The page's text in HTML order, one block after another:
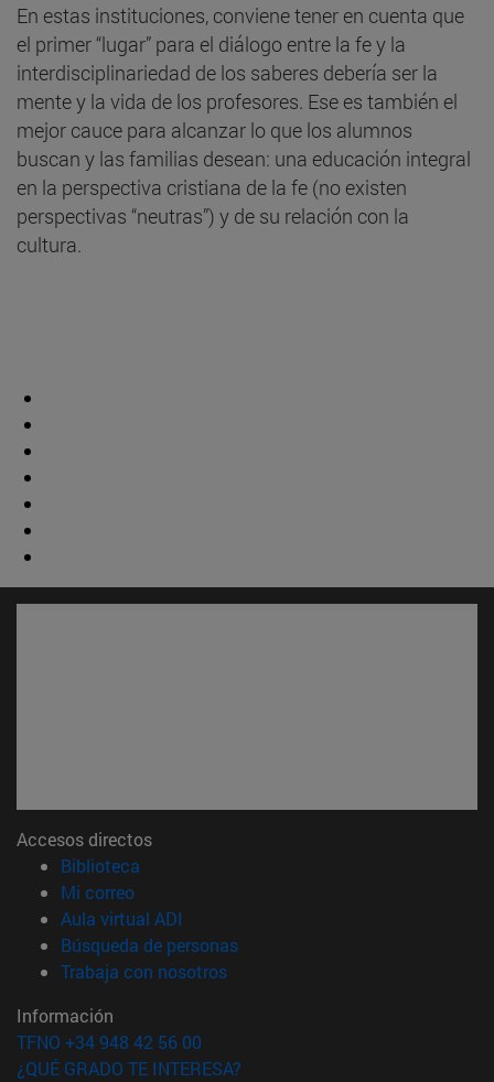
En estas instituciones, conviene tener en cuenta que
el primer “lugar” para el diálogo entre la fe y la
interdisciplinariedad de los saberes debería ser la
mente y la vida de los profesores. Ese es también el
mejor cauce para alcanzar lo que los alumnos
buscan y las familias desean: una educación integral
en la perspectiva cristiana de la fe (no existen
perspectivas “neutras”) y de su relación con la
cultura.
Accesos directos
Biblioteca
Mi correo(abre en nueva ventana)
Aula virtual ADI
Búsqueda de personas(abre en nueva ventana)
Trabaja con nosotros(abre en nueva ventana)
Información
TFNO +34 948 42 56 00
¿QUÉ GRADO TE INTERESA?